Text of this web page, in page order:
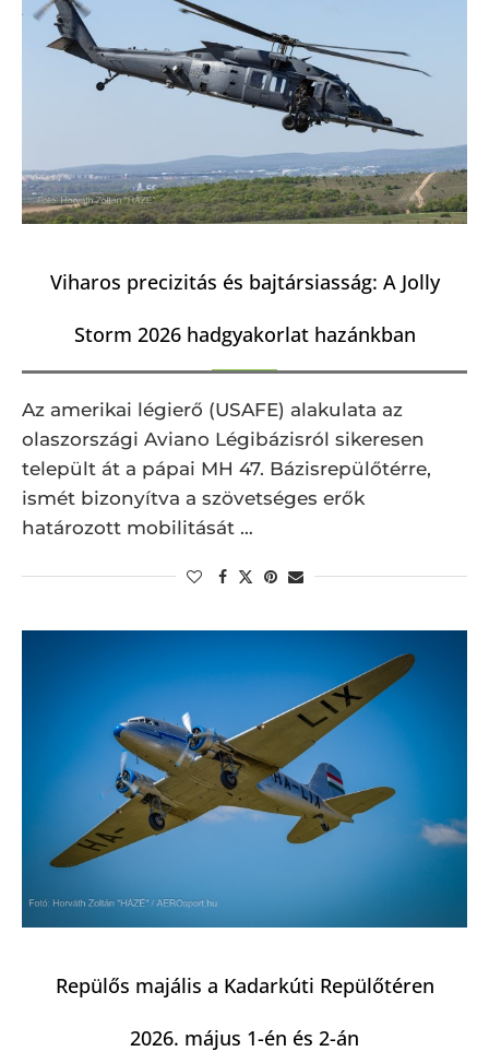
Viharos precizitás és bajtársiasság: A Jolly
Storm 2026 hadgyakorlat hazánkban
Az amerikai légierő (USAFE) alakulata az
olaszországi Aviano Légibázisról sikeresen
települt át a pápai MH 47. Bázisrepülőtérre,
ismét bizonyítva a szövetséges erők
határozott mobilitását …
Repülős majális a Kadarkúti Repülőtéren
2026. május 1-én és 2-án